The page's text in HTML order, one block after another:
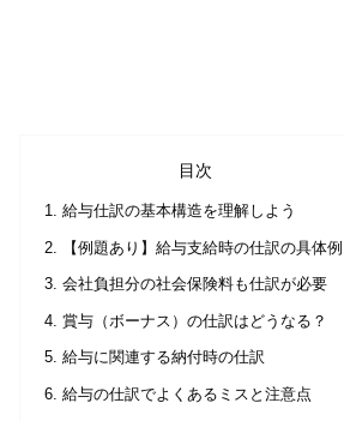
目次
給与仕訳の基本構造を理解しよう
【例題あり】給与支給時の仕訳の具体例
会社負担分の社会保険料も仕訳が必要
賞与（ボーナス）の仕訳はどうなる？
給与に関連する納付時の仕訳
給与の仕訳でよくあるミスと注意点